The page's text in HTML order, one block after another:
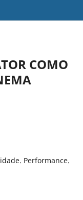
COMO
Performance.